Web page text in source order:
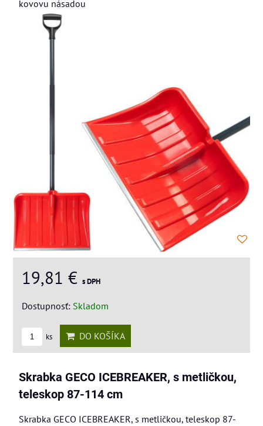
kovovu násadou
19,81 € s DPH
Dostupnosť: Skladom
ks DO KOŠÍKA
Skrabka GECO ICEBREAKER, s metličkou,
teleskop 87-114 cm
Skrabka GECO ICEBREAKER, s metličkou, teleskop 87-